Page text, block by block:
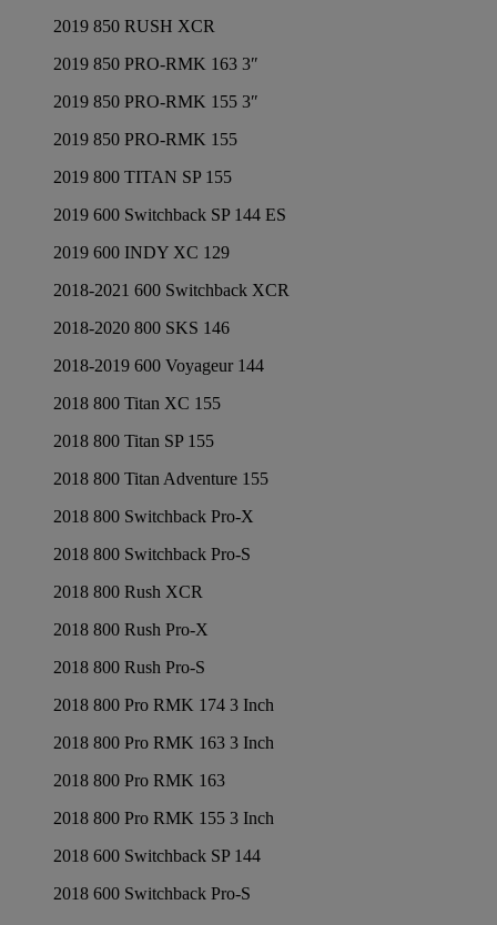
2019 850 RUSH XCR
2019 850 PRO-RMK 163 3″
2019 850 PRO-RMK 155 3″
2019 850 PRO-RMK 155
2019 800 TITAN SP 155
2019 600 Switchback SP 144 ES
2019 600 INDY XC 129
2018-2021 600 Switchback XCR
2018-2020 800 SKS 146
2018-2019 600 Voyageur 144
2018 800 Titan XC 155
2018 800 Titan SP 155
2018 800 Titan Adventure 155
2018 800 Switchback Pro-X
2018 800 Switchback Pro-S
2018 800 Rush XCR
2018 800 Rush Pro-X
2018 800 Rush Pro-S
2018 800 Pro RMK 174 3 Inch
2018 800 Pro RMK 163 3 Inch
2018 800 Pro RMK 163
2018 800 Pro RMK 155 3 Inch
2018 600 Switchback SP 144
2018 600 Switchback Pro-S